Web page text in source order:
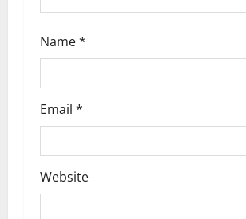
Name*
Email *
Website